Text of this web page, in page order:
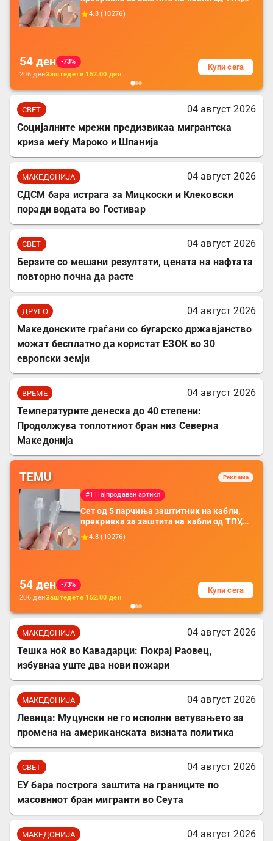
додатоци за заштита на кабли, без
батерија, за мобилни телефони, комплет
4.8 ( 10276)
54 ден
-73%
206денЗаштедете 152.00 ден
Купи сега
СВЕТ
04 август 2026
Социјалните мрежи предизвикаа мигрантска
криза меѓу Мароко и Шпанија
МАКЕДОНИЈА
04 август 2026
СДСМ бара истрага за Мицкоски и Клековски
поради водата во Гостивар
СВЕТ
04 август 2026
Берзите со мешани резултати, цената на нафтата
повторно почна да расте
ДРУГО
04 август 2026
Mакедонските граѓани со бугарско државјанство
можат бесплатно да користат ЕЗОК во 30
европски земји
ВРЕМЕ
04 август 2026
Температурите денеска до 40 степени:
Продолжува топлотниот бран низ Северна
Македонија
TEMU Реклама
#1 Најпродаван артикл
Сет од 5 парчиња заштитник на кабли,
прекривка за заштита на кабли од ТПУ,
додатоци за заштита на кабли, без
батерија, за мобилни телефони, комплет
4.8 ( 10276)
54 ден
-73%
206денЗаштедете 152.00 ден
Купи сега
МАКЕДОНИЈА
04 август 2026
Тешка ноќ во Кавадарци: Покрај Раовец,
избувнаа уште два нови пожари
МАКЕДОНИЈА
04 август 2026
Левица: Муцунски не го исполни ветувањето за
промена на американската визната политика
СВЕТ
04 август 2026
ЕУ бара построга заштита на границите по
масовниот бран мигранти во Сеута
МАКЕДОНИЈА
04 август 2026